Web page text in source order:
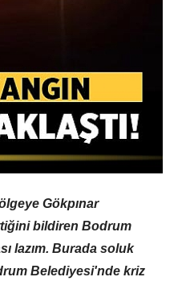
Gökpınar
bildiren Bodrum
lazım. Burada soluk
Belediyesi'nde kriz